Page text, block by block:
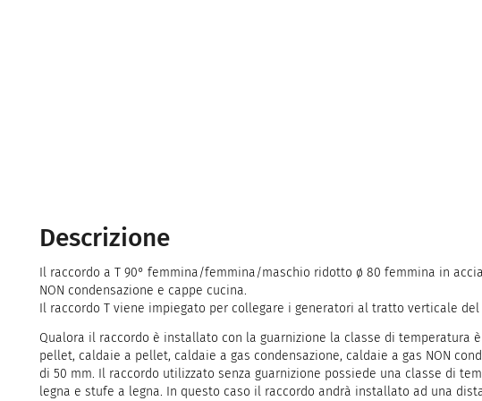
Descrizione
Il raccordo a T 90° femmina/femmina/maschio ridotto ø 80 femmina in
NON condensazione e cappe cucina.
Il raccordo T viene impiegato per collegare i generatori al tratto verticale
Qualora il raccordo è installato con la guarnizione la classe di temperatura
pellet, caldaie a pellet, caldaie a gas condensazione, caldaie a gas NON
di 50 mm. Il raccordo utilizzato senza guarnizione possiede una classe di
legna e stufe a legna. In questo caso il raccordo andrà installato ad una